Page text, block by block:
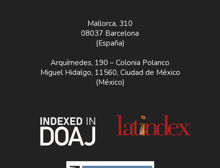
Mallorca, 310
08037 Barcelona
(España)
Arquímedes, 190 – Colonia Polanco
Miguel Hidalgo, 11560, Ciudad de México
(México)